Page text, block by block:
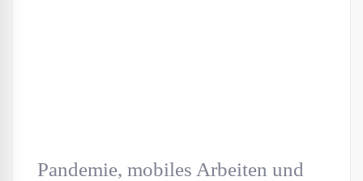
Pandemie, mobiles Arbeiten und